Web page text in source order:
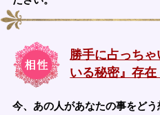
勝手に占っち
いる秘密』存在
今、あの人があなたの事をど